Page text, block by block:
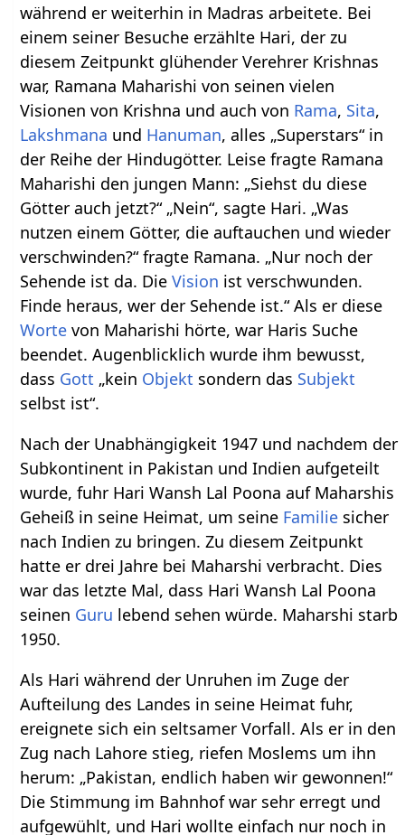
während er weiterhin in Madras arbeitete. Bei
einem seiner Besuche erzählte Hari, der zu
diesem Zeitpunkt glühender Verehrer Krishnas
war, Ramana Maharishi von seinen vielen
Visionen von Krishna und auch von Rama, Sita,
Lakshmana und Hanuman, alles „Superstars“ in
der Reihe der Hindugötter. Leise fragte Ramana
Maharishi den jungen Mann: „Siehst du diese
Götter auch jetzt?“ „Nein“, sagte Hari. „Was
nutzen einem Götter, die auftauchen und wieder
verschwinden?“ fragte Ramana. „Nur noch der
Sehende ist da. DieVision ist verschwunden.
Finde heraus, wer der Sehende ist.“ Als er diese
Worte von Maharishi hörte, war Haris Suche
beendet. Augenblicklich wurde ihm bewusst,
dass Gott „kein Objekt sondern das Subjekt
selbst ist“.
Nach der Unabhängigkeit 1947 und nachdem der
Subkontinent in Pakistan und Indien aufgeteilt
wurde, fuhr Hari Wansh Lal Poona auf Maharshis
Geheiß in seine Heimat, um seine Familie sicher
nach Indien zu bringen. Zu diesem Zeitpunkt
hatte er drei Jahre bei Maharshi verbracht. Dies
war das letzte Mal, dass Hari Wansh Lal Poona
seinen Guru lebend sehen würde. Maharshi starb
1950.
Als Hari während der Unruhen im Zuge der
Aufteilung des Landes in seine Heimat fuhr,
ereignete sich ein seltsamer Vorfall. Als er in den
Zug nach Lahore stieg, riefen Moslems um ihn
herum: „Pakistan, endlich haben wir gewonnen!“
Die Stimmung im Bahnhof war sehr erregt und
aufgewühlt, und Hari wollte einfach nur noch in